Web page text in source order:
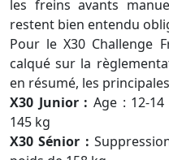
les freins avants
restent bien entendu
Pour le X30 Challenge
calqué sur la
en résumé, les
X30 Junior : Age : 12-
145 kg
X30 Sénior :